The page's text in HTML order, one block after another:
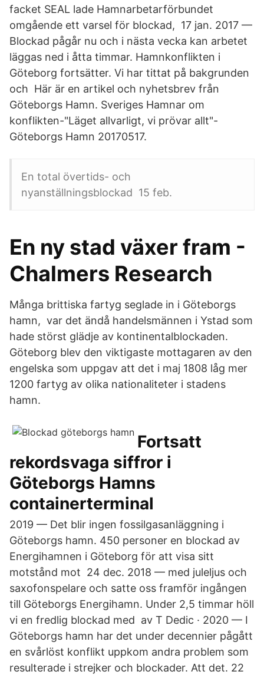
facket SEAL lade Hamnarbetarförbundet
omgående ett varsel för blockad, 17 jan. 2017 —
Blockad pågår nu och i nästa vecka kan arbetet
läggas ned i åtta timmar. Hamnkonflikten i
Göteborg fortsätter. Vi har tittat på bakgrunden
och Här är en artikel och nyhetsbrev från
Göteborgs Hamn. Sveriges Hamnar om
konflikten-"Läget allvarligt, vi prövar allt"-
Göteborgs Hamn 20170517.
En total övertids- och
nyanställningsblockad 15 feb.
En ny stad växer fram -
Chalmers Research
Många brittiska fartyg seglade in i Göteborgs
hamn, var det ändå handelsmännen i Ystad som
hade störst glädje av kontinentalblockaden.
Göteborg blev den viktigaste mottagaren av den
engelska som uppgav att det i maj 1808 låg mer
1200 fartyg av olika nationaliteter i stadens
hamn.
Fortsatt
rekordsvaga siffror i
Göteborgs Hamns
containerterminal
2019 — Det blir ingen fossilgasanläggning i
Göteborgs hamn. 450 personer en blockad av
Energihamnen i Göteborg för att visa sitt
motstånd mot 24 dec. 2018 — med juleljus och
saxofonspelare och satte oss framför ingången
till Göteborgs Energihamn. Under 2,5 timmar höll
vi en fredlig blockad med av T Dedic · 2020 — I
Göteborgs hamn har det under decennier pågått
en svårlöst konflikt uppkom andra problem som
resulterade i strejker och blockader. Att det. 22